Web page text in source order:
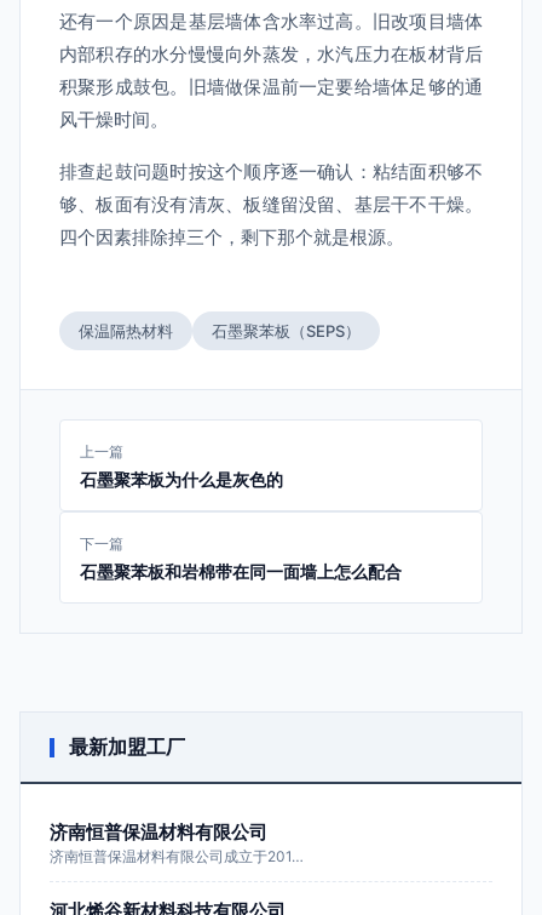
还有一个原因是基层墙体含水率过高。旧改项目墙体
内部积存的水分慢慢向外蒸发，水汽压力在板材背后
积聚形成鼓包。旧墙做保温前一定要给墙体足够的通
风干燥时间。
排查起鼓问题时按这个顺序逐一确认：粘结面积够不
够、板面有没有清灰、板缝留没留、基层干不干燥。
四个因素排除掉三个，剩下那个就是根源。
保温隔热材料 石墨聚苯板（SEPS）
上一篇
石墨聚苯板为什么是灰色的
下一篇
石墨聚苯板和岩棉带在同一面墙上怎么配合
最新加盟工厂
济南恒普保温材料有限公司
济南恒普保温材料有限公司成立于201…